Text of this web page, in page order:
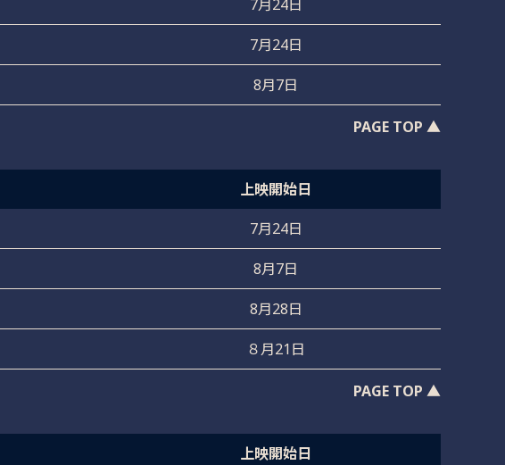
7月24日
7月24日
8月7日
PAGE TOP ▲
上映開始日
7月24日
8月7日
8月28日
８月21日
PAGE TOP ▲
上映開始日